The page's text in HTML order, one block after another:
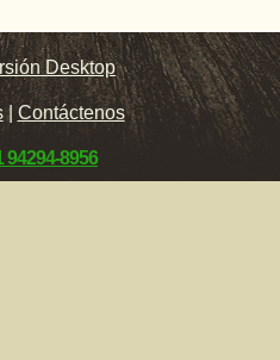
Desktop
| Contáctenos
94294-8956